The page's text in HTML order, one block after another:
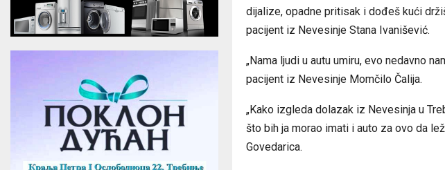
dijalize, opadne pritisak i dođeš kući
pacijent iz Nevesinje Stana Ivanišević.
„Nama ljudi u autu umiru, evo nedavno
pacijent iz Nevesinje Momčilo Čalija.
„Kako izgleda dolazak iz Nevesinja u
što bih ja morao imati i auto za ovo da
Govedarica.